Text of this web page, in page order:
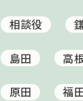
相談役
島田 高
原田 福